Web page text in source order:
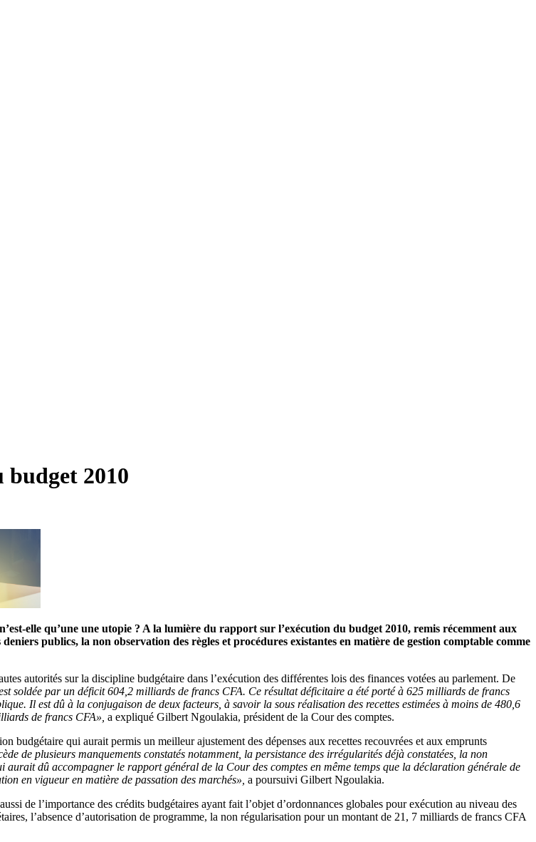
budget 2010
elle qu’une une utopie ? A la lumière du rapport sur l’exécution du budget 2010, remis récemment aux
publics, la non observation des règles et procédures existantes en matière de gestion comptable comme
autorités sur la discipline budgétaire dans l’exécution des différentes lois des finances votées au parlement. De
soldée par un déficit 604,2 milliards de francs CFA. Ce résultat déficitaire a été porté à 625 milliards de francs
Il est dû à la conjugaison de deux facteurs, à savoir la sous réalisation des recettes estimées à moins de 480,6
de francs CFA», a expliqué Gilbert Ngoulakia, président de la Cour des comptes.
budgétaire qui aurait permis un meilleur ajustement des dépenses aux recettes recouvrées et aux emprunts
de plusieurs manquements constatés notamment, la persistance des irrégularités déjà constatées, la non
dû accompagner le rapport général de la Cour des comptes en même temps que la déclaration générale de
en vigueur en matière de passation des marchés», a poursuivi Gilbert Ngoulakia.
de l’importance des crédits budgétaires ayant fait l’objet d’ordonnances globales pour exécution au niveau des
l’absence d’autorisation de programme, la non régularisation pour un montant de 21, 7 milliards de francs CFA